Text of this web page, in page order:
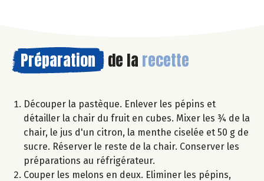
Préparation de la recette
Découper la pastèque. Enlever les pépins et
détailler la chair du fruit en cubes. Mixer les ¾ de la
chair, le jus d'un citron, la menthe ciselée et 50 g de
sucre. Réserver le reste de la chair. Conserver les
préparations au réfrigérateur.
Couper les melons en deux. Eliminer les pépins,